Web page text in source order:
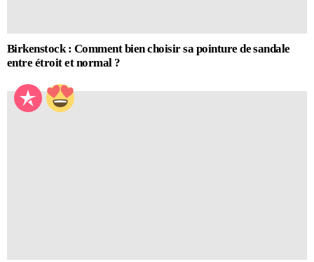
Birkenstock : Comment bien choisir sa pointure de sandale
entre étroit et normal ?